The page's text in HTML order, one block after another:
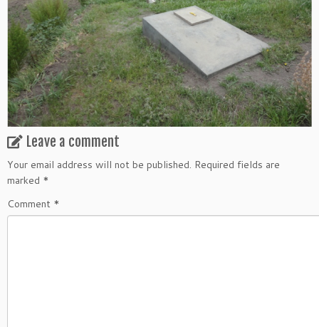
Leave a comment
Your email address will not be published. Required fields are
marked *
Comment *